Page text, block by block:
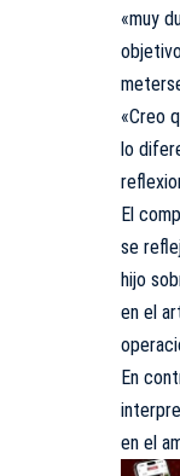
«muy
«Creo
lo
El
se
hijo
en el
En
en el